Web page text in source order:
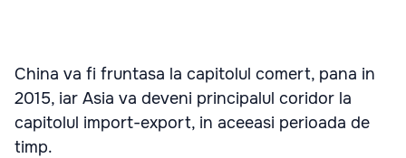
China va fi fruntasa la capitolul comert, pana in
2015, iar Asia va deveni principalul coridor la
capitolul import-export, in aceeasi perioada de
timp.